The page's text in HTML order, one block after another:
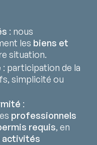
: nous
les biens et
situation.
: participation de la
simplicité ou
:
professionnels
requis, en
activités